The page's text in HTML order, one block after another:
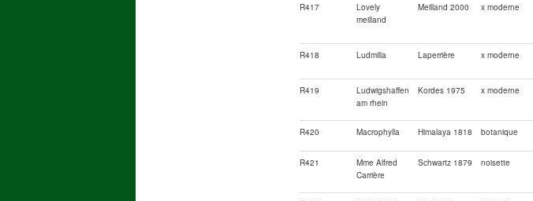
R417
Lovely
meilland
Meilland 2000 x moderne
R418 Ludmilla Laperrière x moderne
R419
Ludwigshaffen
am rhein
Kordes 1975 x moderne
R420 Macrophylla Himalaya 1818 botanique
R421
Mme Alfred
Carrière
Schwartz 1879 noisette